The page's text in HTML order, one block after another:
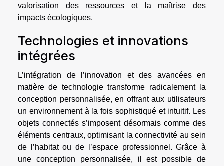
valorisation des ressources et la maîtrise des
impacts écologiques.
Technologies et innovations
intégrées
L’intégration de l’innovation et des avancées en
matière de technologie transforme radicalement la
conception personnalisée, en offrant aux utilisateurs
un environnement à la fois sophistiqué et intuitif. Les
objets connectés s’imposent désormais comme des
éléments centraux, optimisant la connectivité au sein
de l’habitat ou de l’espace professionnel. Grâce à
une conception personnalisée, il est possible de